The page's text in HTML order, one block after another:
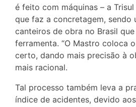
é feito com máquinas – a
que faz a concretagem, sendo
canteiros de obra no Brasil
ferramenta. “O Mastro coloca
certo, dando mais precisão à
mais racional.
Tal processo também leva a
índice de acidentes, devido